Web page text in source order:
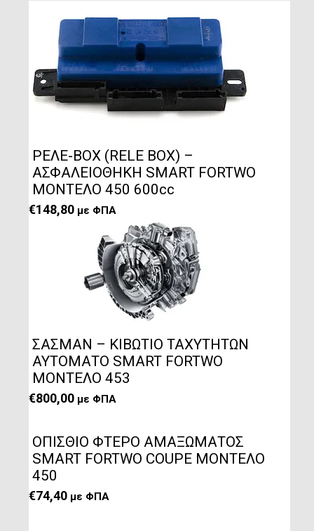
ΡΕΛΕ-BOX (RELE BOX) –
ΑΣΦΑΛΕΙΟΘΗΚΗ SMART FORTWO
ΜΟΝΤΕΛΟ 450 600cc
€148,80 με ΦΠΑ
ΣΑΣΜΑΝ – ΚΙΒΩΤΙΟ ΤΑΧΥΤΗΤΩΝ
ΑΥΤΟΜΑΤΟ SMART FORTWO
ΜΟΝΤΕΛΟ 453
€800,00 με ΦΠΑ
OΠΙΣΘΙΟ ΦΤΕΡΟ ΑΜΑΞΩΜΑΤΟΣ
SMART FORTWO COUPE ΜΟΝΤΕΛΟ
450
€74,40 με ΦΠΑ